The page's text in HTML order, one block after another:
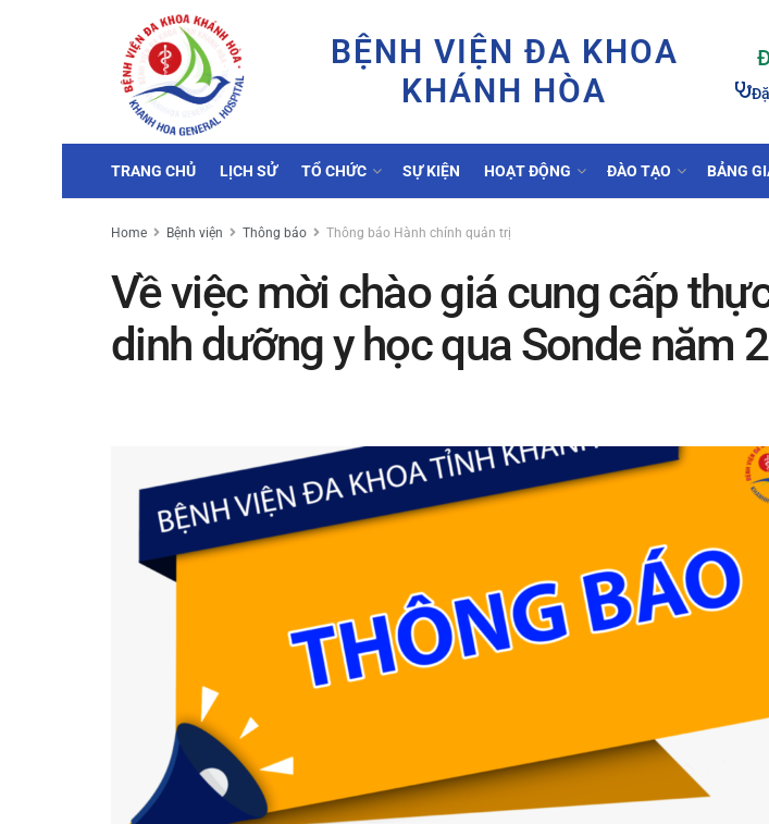
BỆNH VIỆN ĐA KHOA
KHÁNH HÒA
TRANG CHỦ LỊCH SỬ TỔ CHỨC SỰ KIỆN HOẠT ĐỘNG ĐÀO TẠO BẢNG
Home Bệnh viện Thông báo Thông báo Hành chính quản trị
Về việc mời chào giá cung cấp
dinh dưỡng y học qua Sonde năm